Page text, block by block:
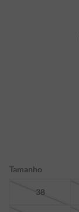
Tamanho
38